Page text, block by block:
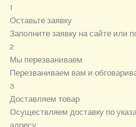
1
Оставьте заявку
Заполните заявку на сайте или
2
Мы перезваниваем
Перезваниваем вам и
3
Доставляем товар
Осуществляем доставку по